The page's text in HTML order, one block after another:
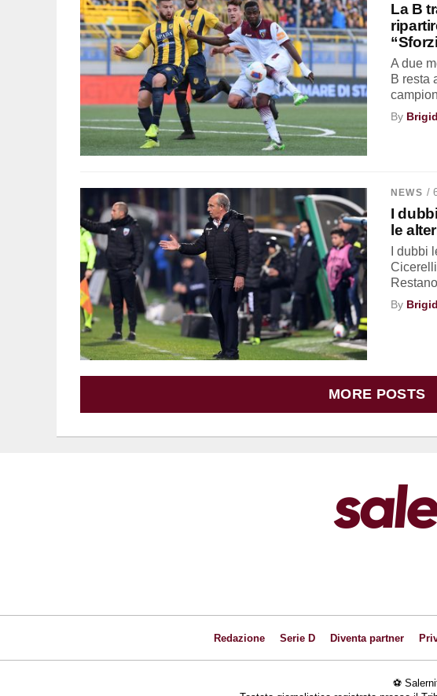
La B
A due
B resta
By
NEWS /
I
le
I dubbi
By
MORE POSTS
Redazione Serie D Diventa partner
⚽